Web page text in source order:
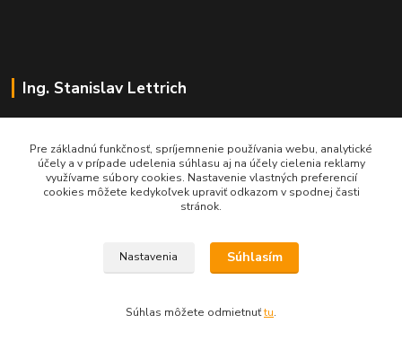
Ing. Stanislav Lettrich
+421 905 545 198
NONSTOP
Pre základnú funkčnosť, spríjemnenie používania webu, analytické
účely a v prípade udelenia súhlasu aj na účely cielenia reklamy
využívame súbory cookies. Nastavenie vlastných preferencií
cookies môžete kedykoľvek upraviť odkazom v spodnej časti
stránok.
Nastavenia Súhlasím
Súhlas môžete odmietnuťtu.